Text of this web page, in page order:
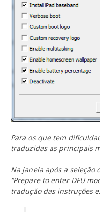
Para os que tem
traduzidas as principais
Na janela após a seleção
“Prepare to enter DFU
tradução das instruções